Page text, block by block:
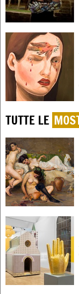
TUTTE LE